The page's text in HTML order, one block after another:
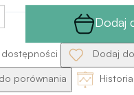
Dodaj
Dodaj
porównania